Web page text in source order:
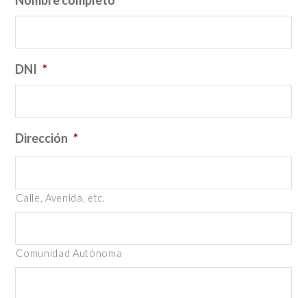
DNI *
Dirección *
Calle, Avenida, etc.
Comunidad Autónoma